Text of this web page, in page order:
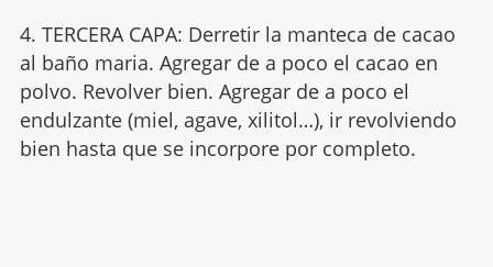
4. TERCERA CAPA: Derretir la manteca de cacao
al baño maria. Agregar de a poco el cacao en
polvo. Revolver bien. Agregar de a poco el
endulzante (miel, agave, xilitol…), ir revolviendo
bien hasta que se incorpore por completo.